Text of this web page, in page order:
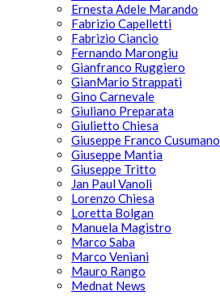
Ernesta Adele Marando
Fabrizio Capelletti
Fabrizio Ciancio
Fernando Marongiu
Gianfranco Ruggiero
GianMario Strappati
Gino Carnevale
Giuliano Preparata
Giulietto Chiesa
Giuseppe Franco Cusumano
Giuseppe Mantia
Giuseppe Tritto
Jan Paul Vanoli
Lorenzo Chiesa
Loretta Bolgan
Manuela Magistro
Marco Saba
Marco Veniani
Mauro Rango
Mednat News